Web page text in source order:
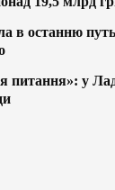
в останню
питання»: у